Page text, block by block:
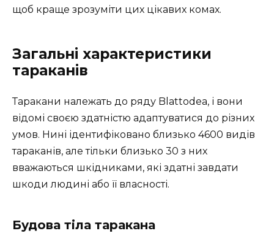
щоб краще зрозуміти цих цікавих комах.
Загальні характеристики
тараканів
Таракани належать до ряду Blattodea, і вони
відомі своєю здатністю адаптуватися до різних
умов. Нині ідентифіковано близько 4600 видів
тараканів, але тільки близько 30 з них
вважаються шкідниками, які здатні завдати
шкоди людині або її власності.
Будова тіла таракана